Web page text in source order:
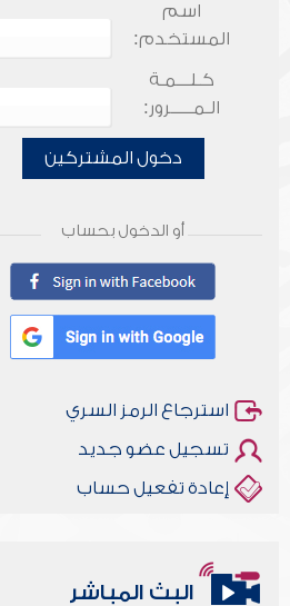
اسم
المستخدم:
كـلـــمـة
الـمـــــرور:
دخول المشتركين
أو الدخول بحساب
استرجاع الرمز السري
تسجيل عضو جديد
إعادة تفعيل حساب
البث المباشر